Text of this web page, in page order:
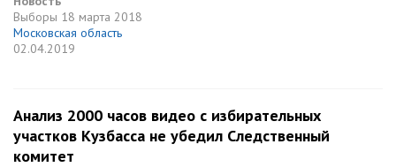
Выборы 18 марта 2018
Московская область
02.04.2019
Анализ 2000 часов видео с избирательных
участков Кузбасса не убедил Cледственный
комитет